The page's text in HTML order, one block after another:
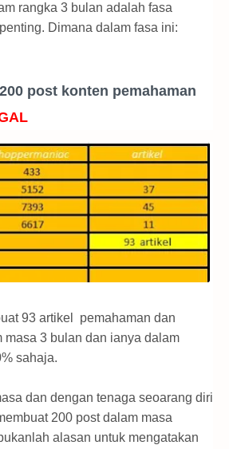
rangka 3 bulan adalah fasa
Dimana dalam fasa ini:
post konten pemahaman
93 artikel pemahaman dan
masa 3 bulan dan ianya dalam
sahaja.
dan dengan tenaga seoarang diri
200 post dalam masa
alasan untuk mengatakan